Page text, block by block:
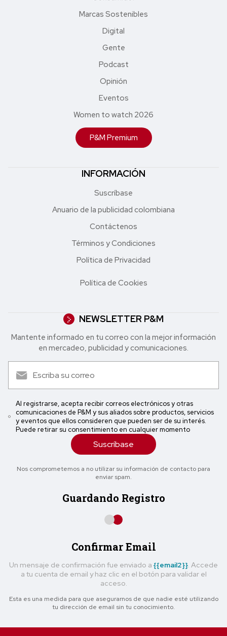
Marcas Sostenibles
Digital
Gente
Podcast
Opinión
Eventos
Women to watch 2026
P&M Premium
INFORMACIÓN
Suscríbase
Anuario de la publicidad colombiana
Contáctenos
Términos y Condiciones
Política de Privacidad
Política de Cookies
NEWSLETTER P&M
Mantente informado en tu correo con la mejor in formación
en mercadeo, publicidad y comunicaciones.
Al registrarse, acepta recibir correos electrónicos y otras
comunicaciones de P&M y sus aliados sobre productos, servicios
y eventos que ellos consideren que pueden ser de su interés.
Puede retirar su consentimiento en cualquier momento
Suscríbase
Nos comprometemos a no utilizar su información de contacto para
enviar spam.
Guardando Registro
Confirmar Email
Un mensaje de confirmación fue enviado a {{email2}}. Accede
a tu cuenta de email y haz clic en el botón para validar el
acceso.
Esta es una medida para que asegurarnos de que nadie esté utilizando
tu dirección de email sin tu conocimiento.